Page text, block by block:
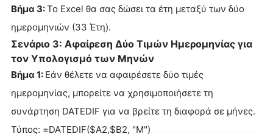
Βήμα 3:Το Excel θα σας δώσει τα έτη μεταξύ των δύο
ημερομηνιών (33 Έτη).
Σενάριο 3: Αφαίρεση Δύο Τιμών Ημερομηνίας για
τον Υπολογισμό των Μηνών
Βήμα 1: Εάν θέλετε να αφαιρέσετε δύο τιμές
ημερομηνίας, μπορείτε να χρησιμοποιήσετε τη
συνάρτηση DATEDIF για να βρείτε τη διαφορά σε μήνες.
Τύπος: =DATEDIF($A2,$B2, "M")